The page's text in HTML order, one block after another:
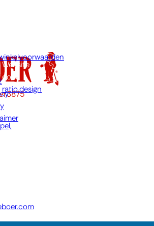
Website
door:
ratio.design